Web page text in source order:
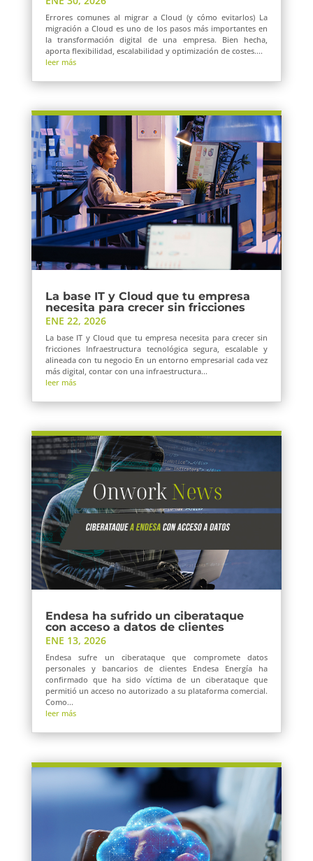
Errores comunes al migrar a Cloud (y cómo evitarlos) La
migración a Cloud es uno de los pasos más importantes en
la transformación digital de una empresa. Bien hecha,
aporta flexibilidad, escalabilidad y optimización de costes....
leer más
La base IT y Cloud que tu empresa
necesita para crecer sin fricciones
ENE 22, 2026
La base IT y Cloud que tu empresa necesita para crecer sin
fricciones Infraestructura tecnológica segura, escalable y
alineada con tu negocio En un entorno empresarial cada vez
más digital, contar con una infraestructura...
leer más
Endesa ha sufrido un ciberataque
con acceso a datos de clientes
ENE 13, 2026
Endesa sufre un ciberataque que compromete datos
personales y bancarios de clientes Endesa Energía ha
confirmado que ha sido víctima de un ciberataque que
permitió un acceso no autorizado a su plataforma comercial.
Como...
leer más